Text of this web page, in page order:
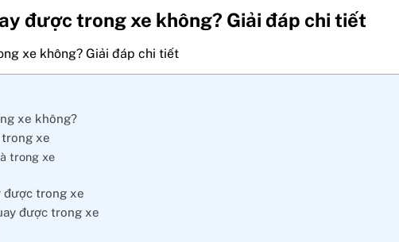
được trong xe không? Giải đáp chi tiết
xe không?
trong xe
trong xe
được trong xe
được trong xe